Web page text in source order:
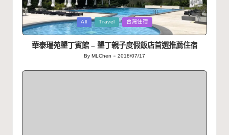
Posted
in
All Travel 台灣住宿
華泰瑞苑墾丁賓館 – 墾丁親子度假飯店首選推薦住宿
Posted
By MLChen 2018/07/17